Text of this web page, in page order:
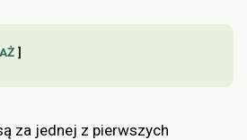
za jednej z pierwszych